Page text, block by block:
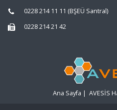
0228 214 11 11 (BŞEÜ Santral)
0228 214 21 42
Ana Sayfa | AVESİS